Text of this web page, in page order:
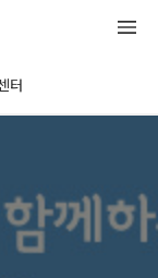
터